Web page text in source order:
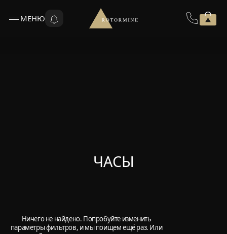
МЕНЮ
ЧАСЫ
Ничего не найдено. Попробуйте изменить
параметры фильтров, и мы поищем ещё раз. Или